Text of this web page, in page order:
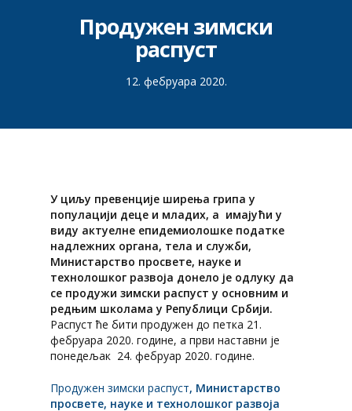
Продужен зимски
распуст
12. фебруара 2020.
У циљу превенције ширења грипа у
популацији деце и младих, а имајући у
виду актуелне епидемиолошке податке
надлежних органа, тела и служби,
Министарство просвете, науке и
технолошког развоја донело је одлуку да
се продужи зимски распуст у основним и
редњим школама у Републици Србији.
Распуст ће бити продужен до петка 21.
фебруара 2020. године, а први наставни је
понедељак 24. фебруар 2020. године.
Продужен зимски распуст, Министарство
просвете, науке и технолошког развоја